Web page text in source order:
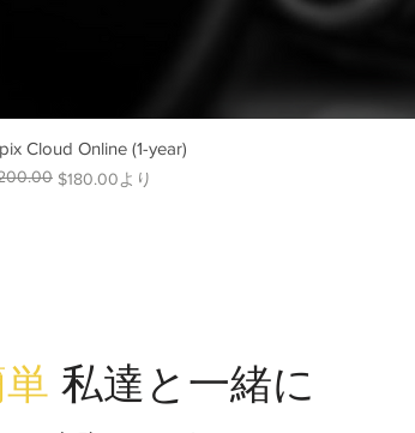
Cloud Online (1-year)
価格 $180.00より
ル価格
私達と一緒に